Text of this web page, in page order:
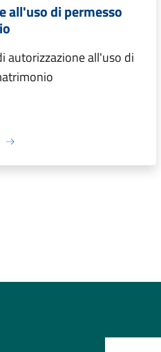
all'uso di permesso
autorizzazione all'uso di